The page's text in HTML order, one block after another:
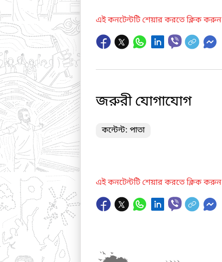
এই কনটেন্টটি শেয়ার করতে ক্লিক করুন
জরুরী যোগাযোগ
কন্টেন্ট: পাতা
এই কনটেন্টটি শেয়ার করতে ক্লিক করুন